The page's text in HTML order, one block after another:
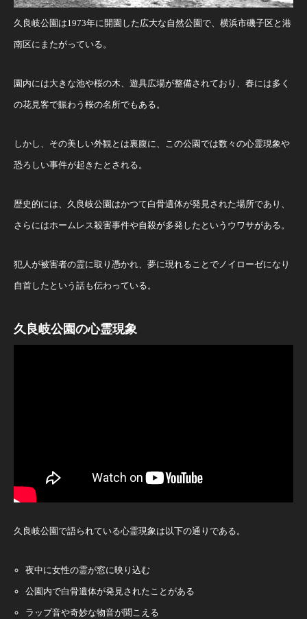
久良岐公園は1973年に開園した広大な自然公園で、横浜市磯子区と港
南区にまたがっている。
園内には大きな池や桜の木、遊具広場が整備されており、春には多く
の花見客で賑わう桜の名所でもある。
しかし、その美しい外観とは裏腹に、この公園では数々の心霊現象や
恐ろしい事件が起きたとされる。
歴史的には、久良岐公園はかつて白骨遺体が発見された場所であり、
さらにはホームレス殺害事件や自殺が多発したというウワサがある。
犯人が被害者の霊に取り憑かれ、夢に現れることでノイローゼになり
自首したという話も伝わっている。
久良岐公園の心霊現象
久良岐公園で語られている心霊現象は以下の通りである。
夜中に女性の霊が窓に映り込む
公園内で白骨遺体が発見されたことがある
ラップ音や奇妙な物音が聞こえる